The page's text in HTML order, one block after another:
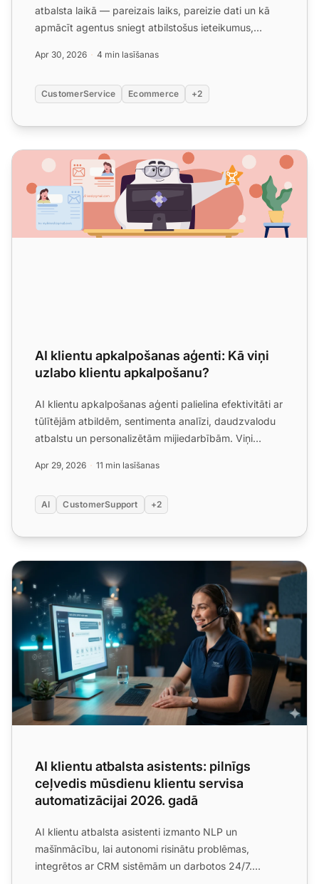
atbalsta laikā — pareizais laiks, pareizie dati un kā
apmācīt agentus sniegt atbilstošus ieteikumus,
Apr 30, 2026 4 min lasīšanas
CustomerService Ecommerce +2
AI klientu apkalpošanas aģenti: Kā viņi uzlabo klientu
AI klientu apkalpošanas aģenti: Kā viņi
uzlabo klientu apkalpošanu?
AI klientu apkalpošanas aģenti palielina efektivitāti ar
tūlītējām atbildēm, sentimenta analīzi, daudzvalodu
atbalstu un personalizētām mijiedarbībām. Viņi
Apr 29, 2026 11 min lasīšanas
AI CustomerSupport +2
AI klientu atbalsta asistents: pilnīgs ceļvedis mūsdienu
AI klientu atbalsta asistents: pilnīgs
ceļvedis mūsdienu klientu servisa
automatizācijai 2026. gadā
AI klientu atbalsta asistenti izmanto NLP un
mašīnmācību, lai autonomi risinātu problēmas,
integrētos ar CRM sistēmām un darbotos 24/7.